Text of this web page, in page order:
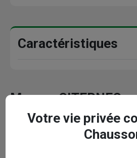
Caractéristiques
Marque CITERNEO
Votre vie privée